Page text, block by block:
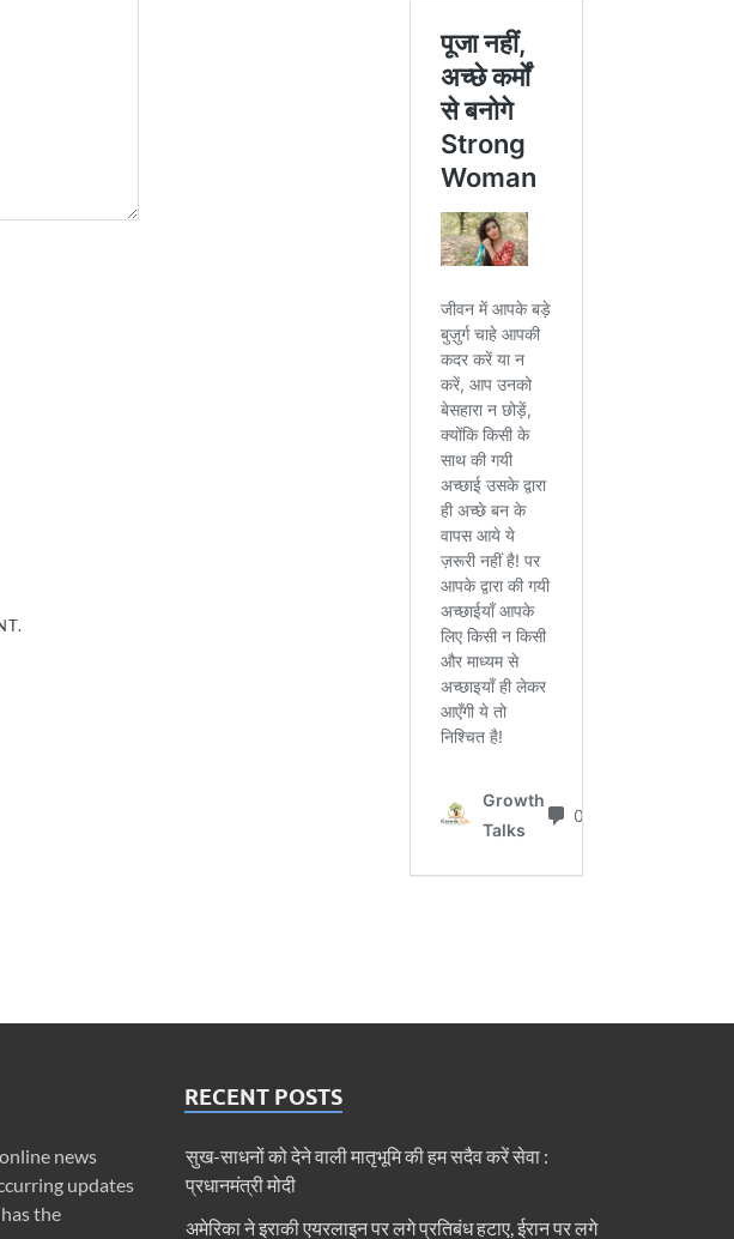
news
updates
the
RECENT POSTS
सुख-साधनों को देने वाली मातृभूमि की हम सदैव करें सेवा :
प्रधानमंत्री मोदी
अमेरिका ने इराकी एयरलाइन पर लगे प्रतिबंध हटाए, ईरान पर लगे